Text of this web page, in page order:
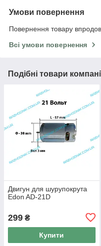
Умови повернення
Повернення товару
Всі умови повернення
Подібні товари
Двигун для шурупокрута
Edon AD-21D
299 ₴
Купити